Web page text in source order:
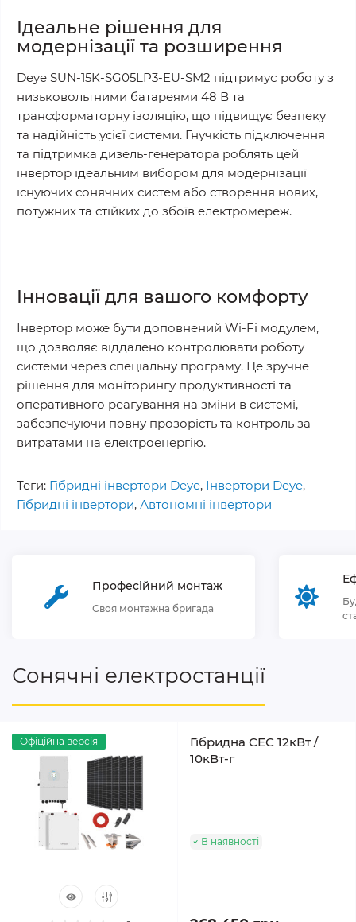
Ідеальне рішення для
модернізації та розширення
Deye SUN-15K-SG05LP3-EU-SM2 підтримує роботу з
низьковольтними батареями 48 В та
трансформаторну ізоляцію, що підвищує безпеку
та надійність усієї системи. Гнучкість підключення
та підтримка дизель-генератора роблять цей
інвертор ідеальним вибором для модернізації
існуючих сонячних систем або створення нових,
потужних та стійких до збоїв електромереж.
Інновації для вашого комфорту
Інвертор може бути доповнений Wi-Fi модулем,
що дозволяє віддалено контролювати роботу
системи через спеціальну програму. Це зручне
рішення для моніторингу продуктивності та
оперативного реагування на зміни в системі,
забезпечуючи повну прозорість та контроль за
витратами на електроенергію.
Теги: Гібридні інвертори Deye, Інвертори Deye,
Гібридні інвертори, Автономні інвертори
Професійний монтаж
Своя монтажна бригада
Сонячні електростанції
Офіційна версія
Гібридна СЕС 12кВт /
10кВт-г
В наявності